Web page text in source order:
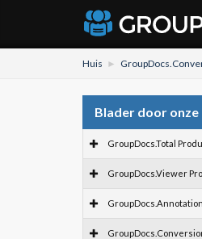
Huis
Blader door
GroupDocs.Total
GroupDocs.Viewer